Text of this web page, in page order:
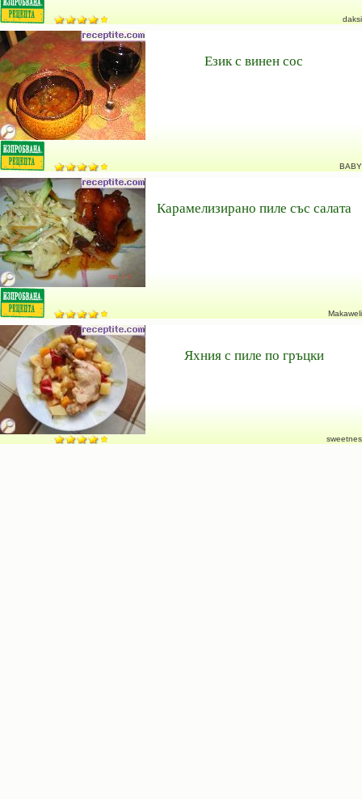
daksi
Език с винен сос
BABY
Карамелизирано пиле със салата
Makaweli
Яхния с пиле по гръцки
sweetnes